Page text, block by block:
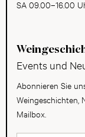
SA 09.00–16.00
Events und
Abonnieren Sie
Weingeschichten,
Mailbox.